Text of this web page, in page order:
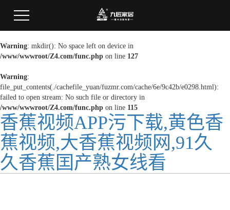
Warning: mkdir(): No space left on device in
/www/wwwroot/Z4.com/func.php on line 127
Warning:
file_put_contents(./cachefile_yuan/fuzmr.com/cache/6e/9c42b/e0298.html):
failed to open stream: No such file or directory in
/www/wwwroot/Z4.com/func.php on line 115
香蕉视频APP污下载,黄色香
蕉视频,大香蕉视频网,91久
久香蕉囯产熟女线看